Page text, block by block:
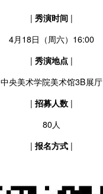
| 秀演时间 |
4月18日（周六）16:00
| 秀演地点 |
中央美术学院美术馆3B展厅
| 招募人数 |
80人
| 报名方式 |